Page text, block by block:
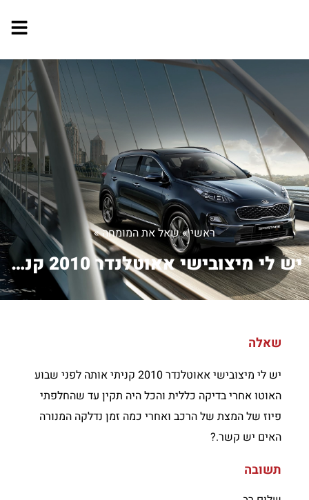
ראשי»שאל את המומחה»
יש לי מיצובישי אאוטלנדר 2010 קניתי או...
שאלה
יש לי מיצובישי אאוטלנדר 2010 קניתי אותה לפני שבוע
האוטו אחרי בדיקה כללית והכל היה תקין עד שהחלפתי
פיוז של המצת של הרכב ואחרי כמה זמן נדלקה המנורה
האים יש קשר.?
תשובה